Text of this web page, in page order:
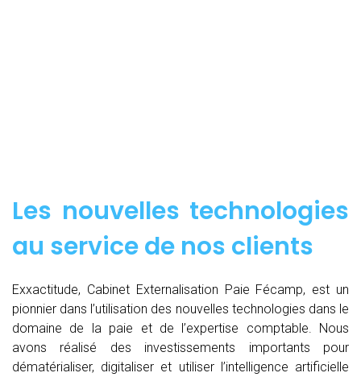
Les nouvelles technologies
au service de nos clients
Exxactitude, Cabinet Externalisation Paie Fécamp, est un
pionnier dans l’utilisation des nouvelles technologies dans le
domaine de la paie et de l’expertise comptable. Nous
avons réalisé des investissements importants pour
dématérialiser, digitaliser et utiliser l’intelligence artificielle